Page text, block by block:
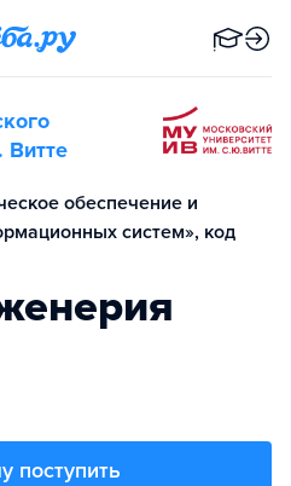
обеспечение и
систем», код
поступить